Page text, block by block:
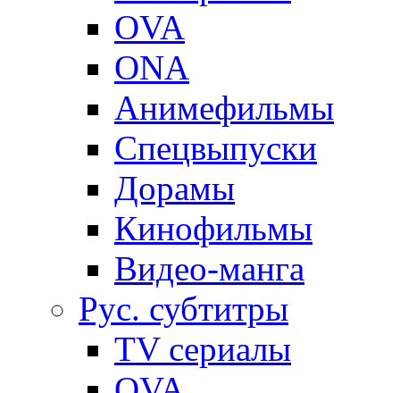
OVA
ONA
Анимефильмы
Спецвыпуски
Дорамы
Кинофильмы
Видео-манга
Рус. субтитры
TV сериалы